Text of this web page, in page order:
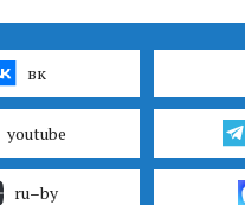
вк
youtube
ru–by